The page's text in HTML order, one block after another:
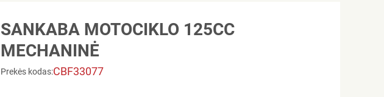
SANKABA MOTOCIKLO 125CC
MECHANINĖ
Prekės kodas:CBF33077